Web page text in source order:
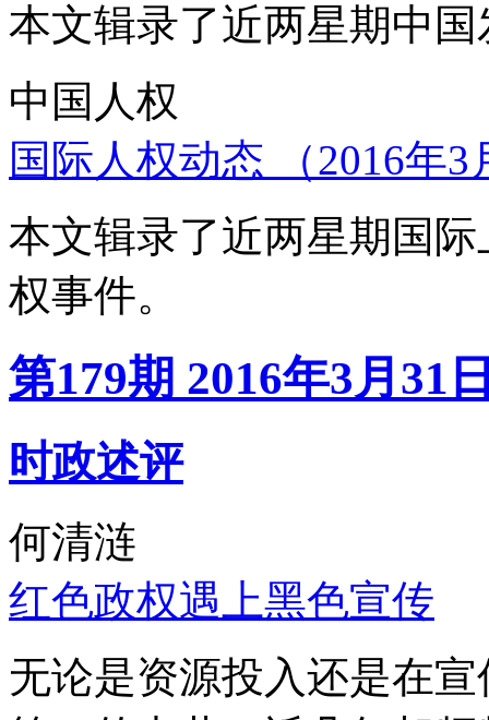
本文辑录了近两星期中
中国人权
国际人权动态 （2016年
本文辑录了近两星期国
权事件。
第179期 2016年3月31
时政述评
何清涟
红色政权遇上黑色宣传
无论是资源投入还是在